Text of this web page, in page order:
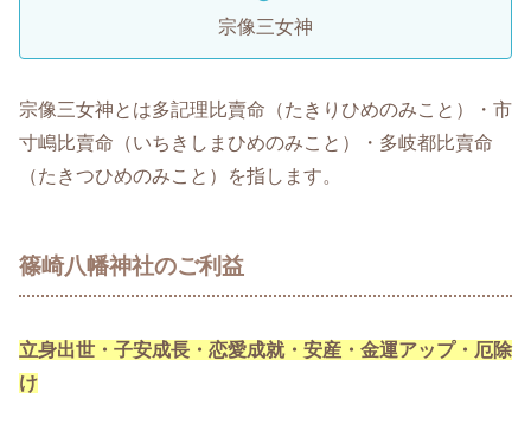
宗像三女神
宗像三女神とは多記理比賣命（たきりひめのみこと）・市
寸嶋比賣命（いちきしまひめのみこと）・多岐都比賣命
（たきつひめのみこと）を指します。
篠崎八幡神社のご利益
立身出世・ 子安成長・恋愛成就・安産・金運アップ・厄除
け